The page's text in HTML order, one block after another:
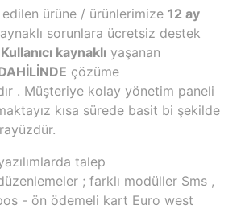
edilen ürüne / ürünlerimize 12 ay
sorunlara ücretsiz destek
Kullanıcı kaynaklı yaşanan
çözüme
. Müşteriye kolay yönetim paneli
kısa sürede basit bi şekilde
talep
; farklı modüller Sms ,
- ön ödemeli kart Euro west